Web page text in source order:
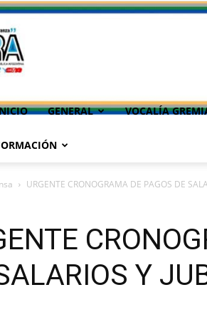
GENERAL VOCALÍA
URGENTE CRONOGRAMA DE PAGOS DE
Y